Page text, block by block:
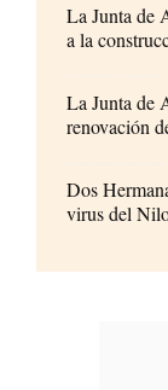
La Junta de
a la
La Junta de
renovación
Dos
virus del